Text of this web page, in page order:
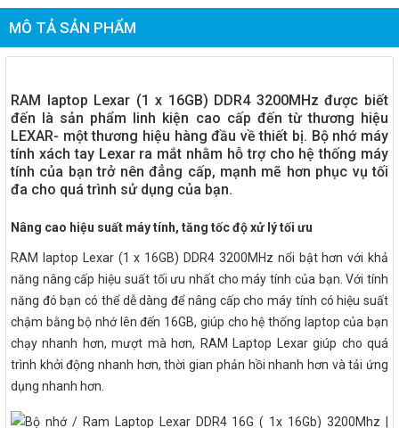
MÔ TẢ SẢN PHẨM
RAM laptop Lexar (1 x 16GB) DDR4 3200MHz được biết
đến là sản phẩm linh kiện cao cấp đến từ thương hiệu
LEXAR- một thương hiệu hàng đầu về thiết bị. Bộ nhớ máy
tính xách tay Lexar ra mắt nhằm hỗ trợ cho hệ thống máy
tính của bạn trở nên đẳng cấp, mạnh mẽ hơn phục vụ tối
đa cho quá trình sử dụng của bạn.
Nâng cao hiệu suất máy tính, tăng tốc độ xử lý tối ưu
RAM laptop Lexar (1 x 16GB) DDR4 3200MHz nổi bật hơn với khả
năng nâng cấp hiệu suất tối ưu nhất cho máy tính của bạn. Với tính
năng đó bạn có thể dễ dàng để nâng cấp cho máy tính có hiệu suất
chậm bằng bộ nhớ lên đến 16GB, giúp cho hệ thống laptop của bạn
chạy nhanh hơn, mượt mà hơn, RAM Laptop Lexar giúp cho quá
trình khởi động nhanh hơn, thời gian phản hồi nhanh hơn và tải ứng
dụng nhanh hơn.